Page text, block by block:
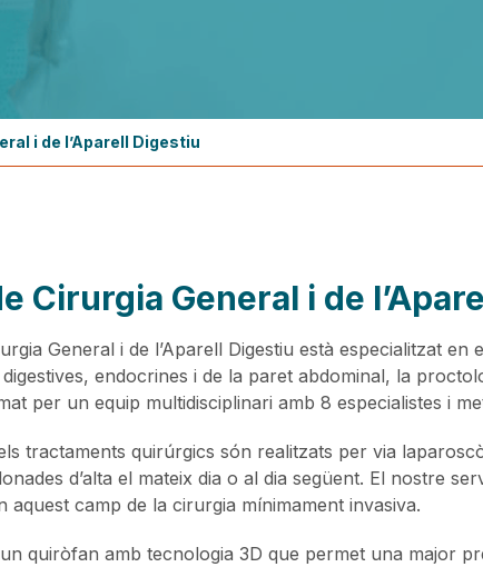
i de l’Aparell Digestiu
Cirurgia General i de
General i de l’Aparell Digestiu està especialitzat
digestives, endocrines i de la paret abdominal, la
per un equip multidisciplinari amb 8 especialistes i
tractaments quirúrgics són realitzats per via
d’alta el mateix dia o al dia següent. El nostre
aquest camp de la cirurgia mínimament invasiva.
quiròfan amb tecnologia 3D que permet una major